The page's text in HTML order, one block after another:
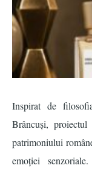
Inspirat de
Brâncuși, proiectul
patrimoniului
emoției